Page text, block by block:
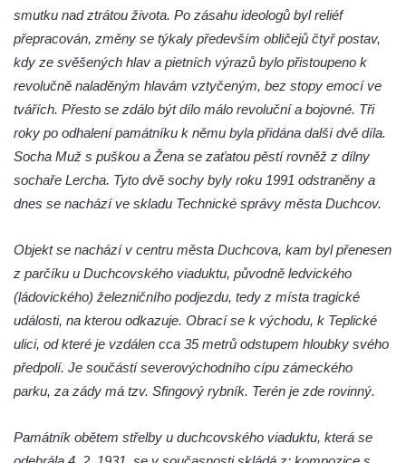
Sousoší Humanoidi na Lannově třídě v
Českých Budějovicích
Pomník Vojtěcha Adalberta Lanny v parku
Na Sadech v Českých Budějovicích
Pomník Přemysla Otakara II. v parku Na
Sadech v Českých Budějovicích
Socha Mateřství v parku Na Sadech v
Českých Budějovicích
Památník Otokara Mokrého v parku Na
Poslední dochovaný tramvajový sloup na
Pražské třídě v Českých Budějovicích
Socha Civilizovaní na Husově třídě v
Českých Budějovicích
Socha svatého Jana Nepomuckého Na
Sadech u Mlýnské stoky v Českých
Sochy brouků u Mlýnské stoky v Českých
smutku nad ztrátou života. Po zásahu ideologů byl reliéf
přepracován, změny se týkaly především obličejů čtyř postav,
kdy ze svěšených hlav a pietních výrazů bylo přistoupeno k
revolučně naladěným hlavám vztyčeným, bez stopy emocí ve
tvářích. Přesto se zdálo být dílo málo revoluční a bojovné. Tři
roky po odhalení památníku k němu byla přidána další dvě díla.
Socha Muž s puškou a Žena se zaťatou pěstí rovněž z dílny
sochaře Lercha. Tyto dvě sochy byly roku 1991 odstraněny a
dnes se nachází ve skladu Technické správy města Duchcov.
Objekt se nachází v centru města Duchcova, kam byl přenesen
z parčíku u Duchcovského viaduktu, původně ledvického
(ládovického) železničního podjezdu, tedy z místa tragické
události, na kterou odkazuje. Obrací se k východu, k Teplické
ulici, od které je vzdálen cca 35 metrů odstupem hloubky svého
předpolí. Je součástí severovýchodního cípu zámeckého
parku, za zády má tzv. Sfingový rybník. Terén je zde rovinný.
Památník obětem střelby u duchcovského viaduktu, která se